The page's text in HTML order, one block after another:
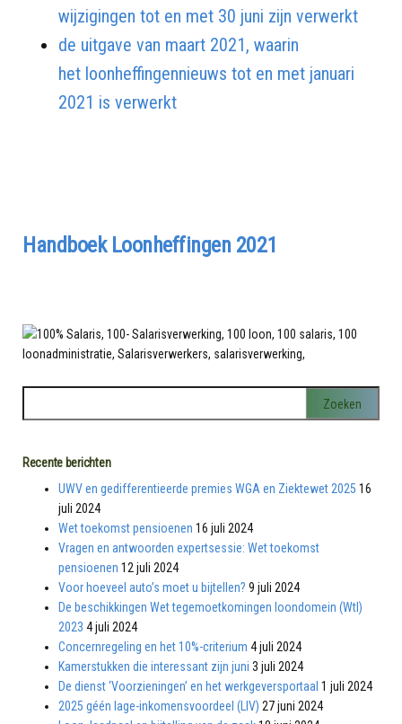
wijzigingen tot en met 30 juni zijn verwerkt
de uitgave van maart 2021, waarin
het loonheffingennieuws tot en met januari
2021 is verwerkt
Handboek Loonheffingen 2021
Recente berichten
UWV en gedifferentieerde premies WGA en Ziektewet 2025 16
juli 2024
Wet toekomst pensioenen 16 juli 2024
Vragen en antwoorden expertsessie: Wet toekomst
pensioenen 12 juli 2024
Voor hoeveel auto’s moet u bijtellen? 9 juli 2024
De beschikkingen Wet tegemoetkomingen loondomein (Wtl)
2023 4 juli 2024
Concernregeling en het 10%-criterium 4 juli 2024
Kamerstukken die interessant zijn juni 3 juli 2024
De dienst ‘Voorzieningen’ en het werkgeversportaal 1 juli 2024
2025 géén lage-inkomensvoordeel (LIV) 27 juni 2024